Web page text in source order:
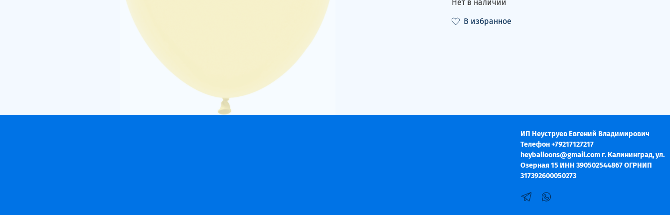
Нет в наличии
В избранное
ИП Неуструев Евгений Владимирович
Телефон +79217127217
heyballoons@gmail.com г. Калининград, ул.
Озерная 15 ИНН 390502544867 ОГРНИП
317392600050273